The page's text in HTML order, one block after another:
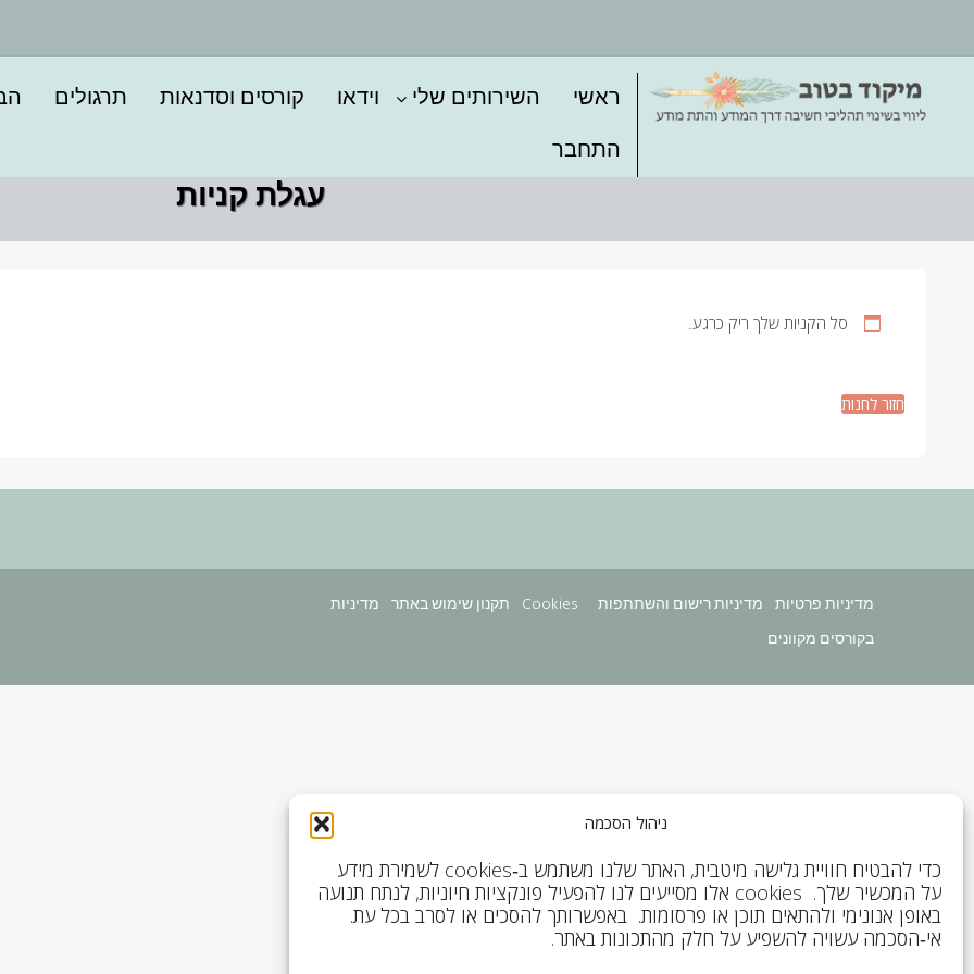
ניהול הסכמה
כדי להבטיח חוויית גלישה מיטבית, האתר שלנו משתמש ב‑cookies לשמירת מידע
על המכשיר שלך. cookies אלו מסייעים לנו להפעיל פונקציות חיוניות, לנתח תנועה
באופן אנונימי ולהתאים תוכן או פרסומות. באפשרותך להסכים או לסרב בכל עת.
אי‑הסכמה עשויה להשפיע על חלק מהתכונות באתר.
ראשי השירותים שלי וידאו קורסים וסדנאות תרגולים
התחבר
עגלת קניות
סל הקניות שלך ריק כרגע.
חזור לחנות
תקנון שימוש באתר מדיניות Cookies מדיניות פרטיות מדיניות רישום והשתתפות
בקורסים מקוונים